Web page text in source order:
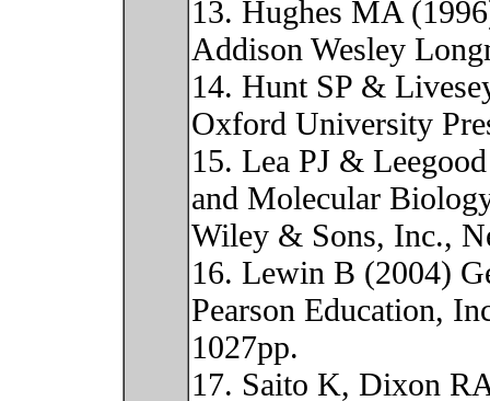
13. Hughes MA
Addison Wesley
14. Hunt SP &
Oxford University
15. Lea PJ &
and Molecular
Wiley & Sons, Inc.,
16. Lewin B (2004)
Pearson Education,
1027pp.
17. Saito K, Dixon